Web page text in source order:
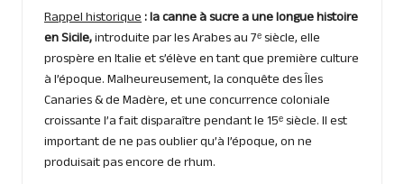
Rappel historique: la canne à sucre a une longue histoire
en Sicile,introduite par les Arabes au 7ᵉ siècle, elle
prospère en Italie et s’élève en tant que première culture
à l’époque. Malheureusement, la conquête des Îles
Canaries & de Madère, et une concurrence coloniale
croissante l’a fait disparaître pendant le 15ᵉ siècle. Il est
important de ne pas oublier qu’à l’époque, on ne
produisait pas encore de rhum.